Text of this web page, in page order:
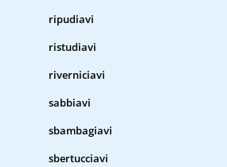
ripudiavi
ristudiavi
riverniciavi
sabbiavi
sbambagiavi
sbertucciavi